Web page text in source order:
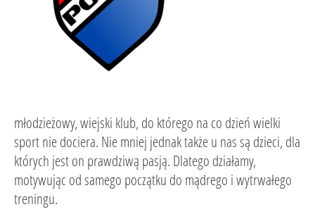
młodzieżowy, wiejski klub, do którego na co dzień wielki
sport nie dociera. Nie mniej jednak także u nas są dzieci, dla
których jest on prawdziwą pasją. Dlatego działamy,
motywując od samego początku do mądrego i wytrwałego
treningu.